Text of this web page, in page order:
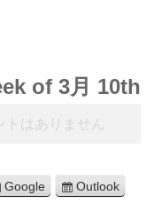
of 3月 10th
はありません
Google Outlook